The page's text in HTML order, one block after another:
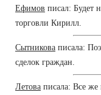
Ефимов писал: Будет
торговли Кирилл.
Сытникова писала:
сделок граждан.
Летова писала: Все же